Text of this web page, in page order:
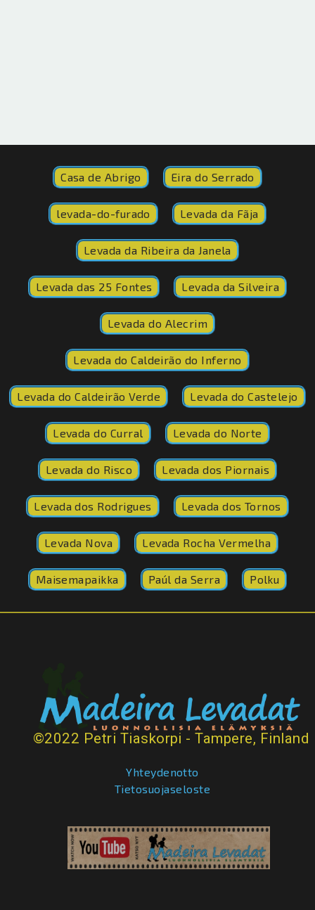
Casa de Abrigo Eira do Serrado
levada-do-furado Levada da Fãja
Levada da Ribeira da Janela
Levada das 25 Fontes Levada da Silveira
Levada do Alecrim
Levada do Caldeirão do Inferno
Levada do Caldeirão Verde Levada do Castelejo
Levada do Curral Levada do Norte
Levada do Risco Levada dos Piornais
Levada dos Rodrigues Levada dos Tornos
Levada Nova Levada Rocha Vermelha
Maisemapaikka Paúl da Serra Polku
©2022 Petri Tiaskorpi - Tampere, Finland
Yhteydenotto
Tietosuojaseloste